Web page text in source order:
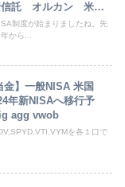
信託 オルカン 米国
制度が始まりましたね。先
から...
金】一般NISA 米国
年新NISAへ移行予
agg vwob
を各１口で